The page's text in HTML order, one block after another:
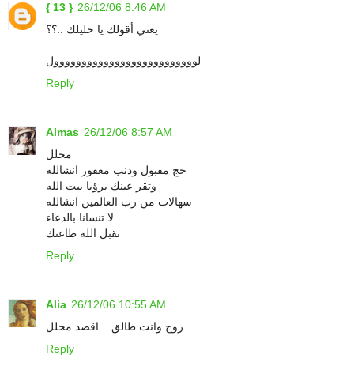
{ 13 } 26/12/06 8:46 AM
يعني أقولك يا حليلك ..؟؟
لوووووووووووووووووووووووووول
Reply
Almas 26/12/06 8:57 AM
محلل
حج مقبول وذنب مغفور انشالله
وتقر عينك برؤيا بيت الله
سهالات من رب العالمين انشالله
لا تنسانا بالدعاء
تقبل الله طاعتك
Reply
Alia 26/12/06 10:55 AM
روح وانت طالق .. اقصد محلل
Reply